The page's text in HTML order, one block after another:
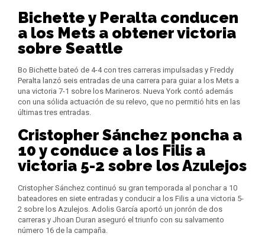
Bichette y Peralta conducen
a los Mets a obtener victoria
sobre Seattle
Bo Bichette bateó de 4-4 con tres carreras impulsadas y Freddy
Peralta lanzó seis entradas de una carrera para guiar a los Mets a
una victoria 7-1 sobre los Marineros. Nueva York contó además
con una sólida actuación de su relevo, que no permitió hits en las
últimas tres entradas.
Cristopher Sánchez poncha a
10 y conduce a los Filis a
victoria 5-2 sobre los Azulejos
Cristopher Sánchez continuó su gran temporada al ponchar a 10
bateadores en siete entradas y conducir a los Filis a una victoria 5-
2 sobre los Azulejos. Adolis García aportó un jonrón de dos
carreras y Jhoan Duran aseguró el triunfo con su salvamento
número 16 de la campaña.